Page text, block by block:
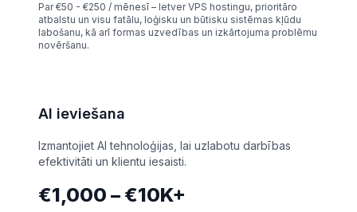
Par €50 - €250 / mēnesī – Ietver VPS hostingu, prioritāro
atbalstu un visu fatālu, loģisku un būtisku sistēmas kļūdu
labošanu, kā arī formas uzvedības un izkārtojuma problēmu
novēršanu.
AI ieviešana
Izmantojiet AI tehnoloģijas, lai uzlabotu darbības
efektivitāti un klientu iesaisti.
€1,000 – €10K+